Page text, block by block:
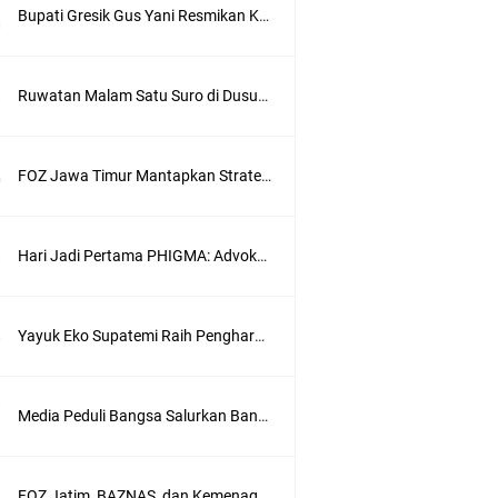
Bupati Gresik Gus Yani Resmikan Kantor Desa Sidoraharjo: Simbol Komitmen Pelayanan Publik dan Kepedulian Sosial
Ruwatan Malam Satu Suro di Dusun Kedungsekar Lor, Tradisi Luhur yang Terus Istiqomah
FOZ Jawa Timur Mantapkan Strategi Semester II 2026, Fokus pada Penguatan SDM Amil dan Kolaborasi BerdampakNarasi
Hari Jadi Pertama PHIGMA: Advokat dan LBH Perkuat Soliditas di Jakarta
Yayuk Eko Supatemi Raih Penghargaan IGA Jatim, Inovasi Wayang Kulit untuk Anak Berkebutuhan Khusus
Media Peduli Bangsa Salurkan Bantuan Alat Bantu Jalan untuk Lansia